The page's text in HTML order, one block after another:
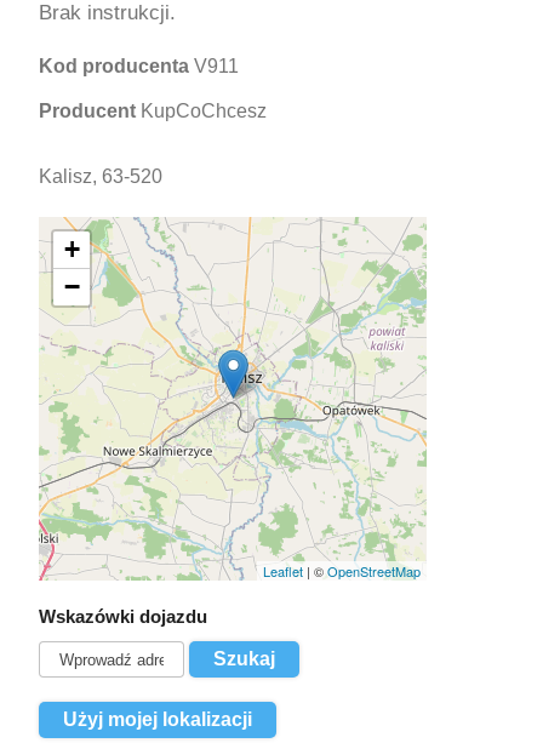
Brak instrukcji.
Kod producenta V911
Producent KupCoChcesz
Kalisz, 63-520
+
−
Leaflet | ©OpenStreetMap
Wskazówki dojazdu
Użyj mojej lokalizacji